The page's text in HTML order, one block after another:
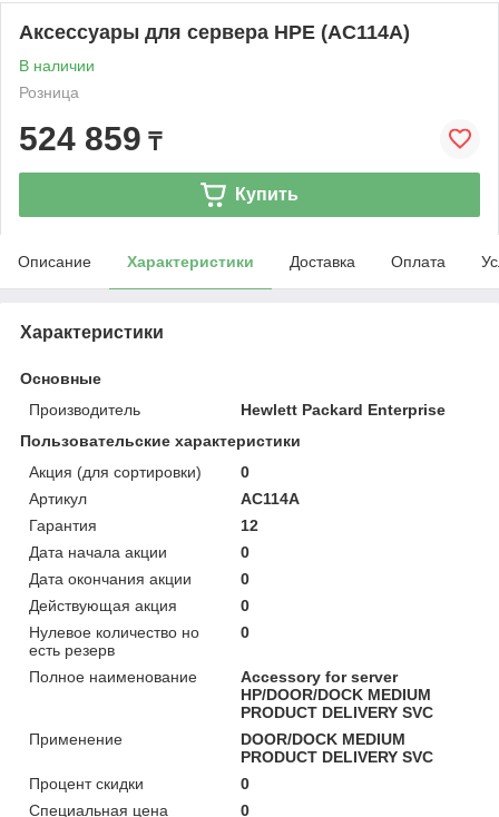
Аксессуары для сервера HPE (AC114A)
В наличии
Розница
524 859 ₸
Купить
Описание Характеристики Доставка Оплата
Характеристики
Основные
Производитель
Hewlett Packard Enterprise
Пользовательские характеристики
Акция (для сортировки)
0
Артикул
AC114A
Гарантия
12
Дата начала акции
0
Дата окончания акции
0
Действующая акция
0
Нулевое количество но
есть резерв
0
Полное наименование
Accessory for server
HP/DOOR/DOCK MEDIUM
PRODUCT DELIVERY SVC
Применение
DOOR/DOCK MEDIUM
PRODUCT DELIVERY SVC
Процент скидки
0
Специальная цена
0